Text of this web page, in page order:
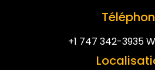
+1 747 342-3935